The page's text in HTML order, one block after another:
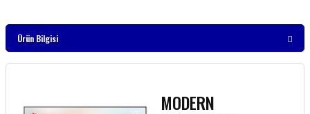
Ürün Bilgisi
MODERN